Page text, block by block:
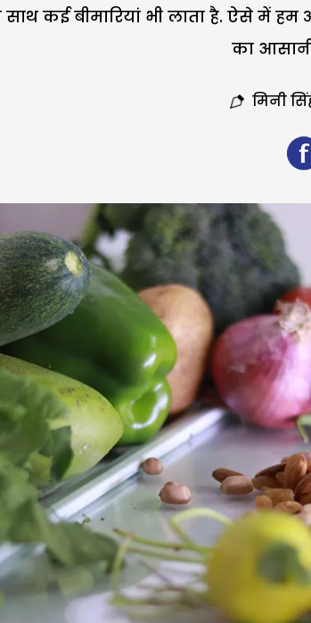
कई बीमारियां भी लाता है. ऐसे में
का
मिनी